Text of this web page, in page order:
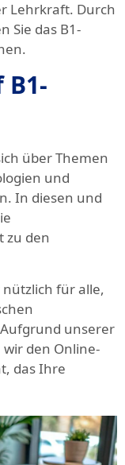
Lehrkraft. Durch
Sie das B1-
über Themen
und
In diesen und
zu den
nützlich für alle,
unserer
den Online-
das Ihre